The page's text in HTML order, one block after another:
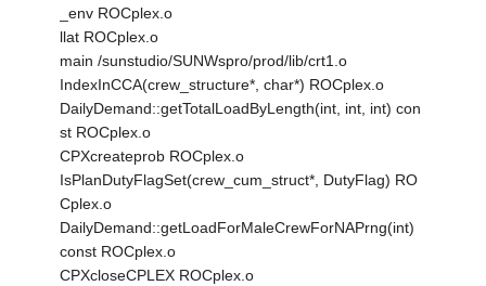
_env ROCplex.o
llat ROCplex.o
main /sunstudio/SUNWspro/prod/lib/crt1.o
IndexInCCA(crew_structure*, char*) ROCplex.o
DailyDemand::getTotalLoadByLength(int, int, int) con
st ROCplex.o
CPXcreateprob ROCplex.o
IsPlanDutyFlagSet(crew_cum_struct*, DutyFlag) RO
Cplex.o
DailyDemand::getLoadForMaleCrewForNAPrng(int)
const ROCplex.o
CPXcloseCPLEX ROCplex.o